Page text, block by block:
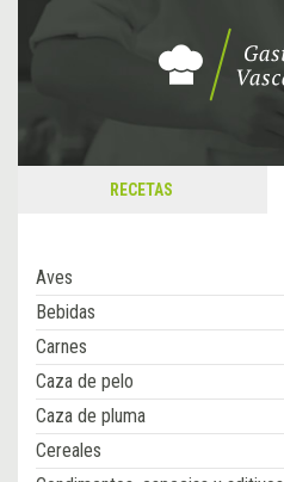
RECETAS
Aves
Bebidas
Carnes
Caza de pelo
Caza de pluma
Cereales